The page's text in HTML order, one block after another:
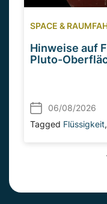
SPACE &
Hinweise auf
Pluto-
06/08/2026
Tagged Flüssigkeit,